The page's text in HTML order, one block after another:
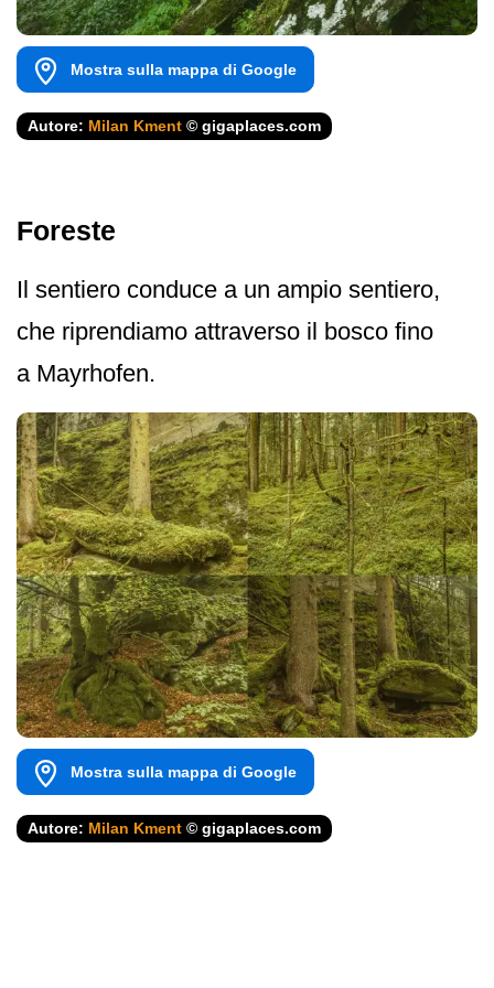
Mostra sulla mappa di Google
Autore: Milan Kment © gigaplaces.com
Foreste
Il sentiero conduce a un ampio sentiero,
che riprendiamo attraverso il bosco fino
a Mayrhofen.
Mostra sulla mappa di Google
Autore: Milan Kment © gigaplaces.com